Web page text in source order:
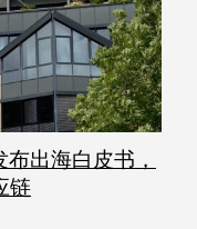
出海白皮书，
链